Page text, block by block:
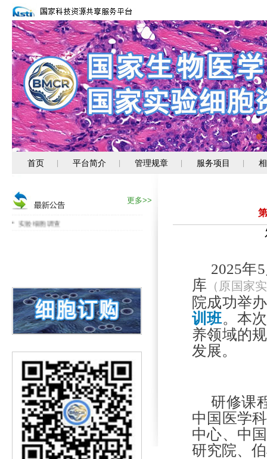
首页 平台简介 管理规章 服务项目
更多>>
消化道肿瘤细胞新资源上线
专题服务--转移性肿瘤类器官
实验细胞调查
2025年
库 （原国家
院成功举
训班。本
养领域的
发展。
研修课
中国医学
中心、中
研究院、